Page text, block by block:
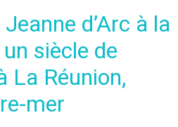
d’Arc à la
siècle de
La Réunion,
mer